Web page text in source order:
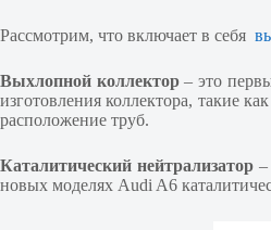
Рассмотрим, что включает в себя
Выхлопной коллектор– это
изготовления коллектора, такие
расположение труб.
Каталитический нейтрализатор –
новых моделях Audi A6